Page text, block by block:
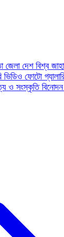
জেলা দেশ বিশ্ব
ভিডিও ফোটো
ও সংস্কৃতি বিনোদন